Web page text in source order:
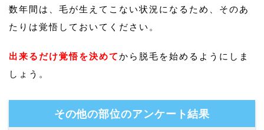
数年間は、毛が生えてこない状況になるため、そのあ
たりは覚悟しておいてください。
出来るだけ覚悟を決めてから脱毛を始めるようにしま
しょう。
その他の部位のアンケート結果